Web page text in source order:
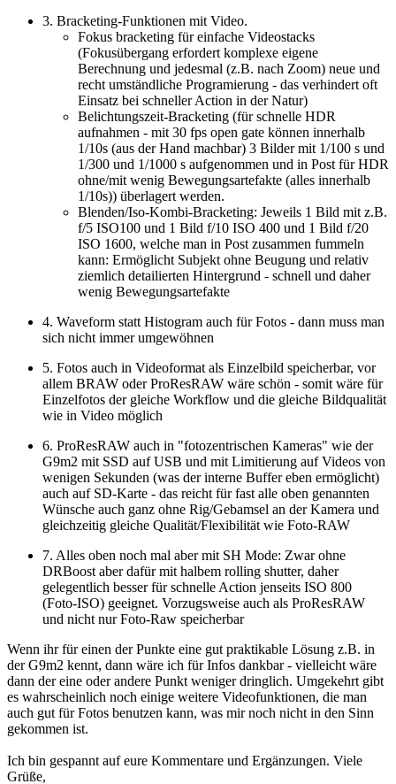
3. Bracketing-Funktionen mit Video.
Fokus bracketing für einfache Videostacks
(Fokusübergang erfordert komplexe eigene
Berechnung und jedesmal (z.B. nach Zoom) neue und
recht umständliche Programierung - das verhindert oft
Einsatz bei schneller Action in der Natur)
Belichtungszeit-Bracketing (für schnelle HDR
aufnahmen - mit 30 fps open gate können innerhalb
1/10s (aus der Hand machbar) 3 Bilder mit 1/100 s und
1/300 und 1/1000 s aufgenommen und in Post für HDR
ohne/mit wenig Bewegungsartefakte (alles innerhalb
1/10s)) überlagert werden.
Blenden/Iso-Kombi-Bracketing: Jeweils 1 Bild mit z.B.
f/5 ISO100 und 1 Bild f/10 ISO 400 und 1 Bild f/20
ISO 1600, welche man in Post zusammen fummeln
kann: Ermöglicht Subjekt ohne Beugung und relativ
ziemlich detailierten Hintergrund - schnell und daher
wenig Bewegungsartefakte
4. Waveform statt Histogram auch für Fotos - dann muss man
sich nicht immer umgewöhnen
5. Fotos auch in Videoformat als Einzelbild speicherbar, vor
allem BRAW oder ProResRAW wäre schön - somit wäre für
Einzelfotos der gleiche Workflow und die gleiche Bildqualität
wie in Video möglich
6. ProResRAW auch in "fotozentrischen Kameras" wie der
G9m2 mit SSD auf USB und mit Limitierung auf Videos von
wenigen Sekunden (was der interne Buffer eben ermöglicht)
auch auf SD-Karte - das reicht für fast alle oben genannten
Wünsche auch ganz ohne Rig/Gebamsel an der Kamera und
gleichzeitig gleiche Qualität/Flexibilität wie Foto-RAW
7. Alles oben noch mal aber mit SH Mode: Zwar ohne
DRBoost aber dafür mit halbem rolling shutter, daher
gelegentlich besser für schnelle Action jenseits ISO 800
(Foto-ISO) geeignet. Vorzugsweise auch als ProResRAW
und nicht nur Foto-Raw speicherbar
Wenn ihr für einen der Punkte eine gut praktikable Lösung z.B. in
der G9m2 kennt, dann wäre ich für Infos dankbar - vielleicht wäre
dann der eine oder andere Punkt weniger dringlich. Umgekehrt gibt
es wahrscheinlich noch einige weitere Videofunktionen, die man
auch gut für Fotos benutzen kann, was mir noch nicht in den Sinn
gekommen ist.
Ich bin gespannt auf eure Kommentare und Ergänzungen. Viele
Grüße,